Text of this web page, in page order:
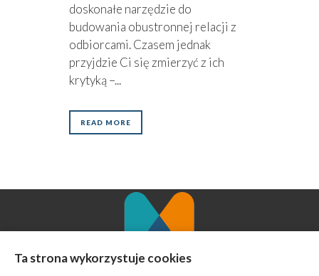
doskonałe narzędzie do
budowania obustronnej relacji z
odbiorcami. Czasem jednak
przyjdzie Ci się zmierzyć z ich
krytyką –...
READ MORE
Ta strona wykorzystuje cookies